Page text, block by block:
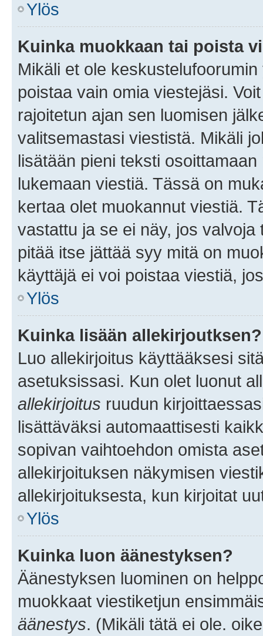
Ylös
Kuinka muokkaan tai poista
Mikäli et ole
poistaa vain omia viestejäsi.
rajoitetun ajan sen luomisen
valitsemastasi viestistä. Mikäli
lisätään pieni teksti
lukemaan viestiä. Tässä on
kertaa olet muokannut viestiä.
vastattu ja se ei näy, jos
pitää itse jättää syy mitä on
käyttäjä ei voi poistaa viestiä,
Ylös
Kuinka lisään allekirjoutksen?
Luo allekirjoitus käyttääksesi
asetuksissasi. Kun olet luonut
allekirjoitus ruudun
lisättäväksi automaattisesti
sopivan vaihtoehdon omista
allekirjoituksen näkymisen
allekirjoituksesta, kun kirjoitat
Ylös
Kuinka luon äänestyksen?
Äänestyksen luominen on
muokkaat viestiketjun
äänestys. (Mikäli tätä ei ole.